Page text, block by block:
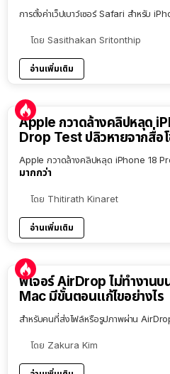
การตั้งค่าเว็ปเบาว์เซอร์ Safari สำหรับ
โดย Sasithakan Sritonthip
อ่านเพิ่มเติม
Apple กวาดล้างคลิปหลุด
Drop Test ปลิวหายจากสื่อ
Apple กวาดล้างคลิปหลุด iPhone 18
มากกว่า
โดย Thitirath Kinaret
อ่านเพิ่มเติม
ฟีเจอร์ AirDrop ไม่ทำงาน
Mac มีขั้นตอนแก้ไขอย่างไร
สำหรับคนที่ส่งไฟล์หรือรูปภาพผ่าน
โดย Zakura Kim